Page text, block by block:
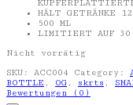
HÄLT GETRÄNKE
500 ML
LIMITIERT AUF 30
Nicht vorrätig
SKU:
ACC004 Category:
BOTTLE , OG , skrts ,
Bewertungen (0)